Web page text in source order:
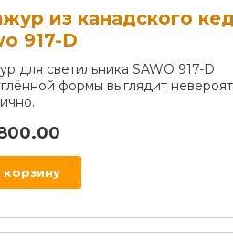
из канадского
917-D
для светильника SAWO 917-D
формы выглядит
корзину